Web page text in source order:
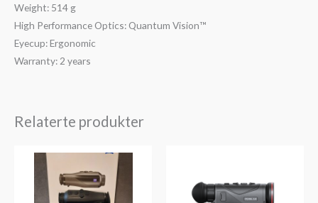
Weight: 514 g
High Performance Optics: Quantum Vision™
Eyecup: Ergonomic
Warranty: 2 years
Relaterte produkter
kr12,700
til
kr43,300